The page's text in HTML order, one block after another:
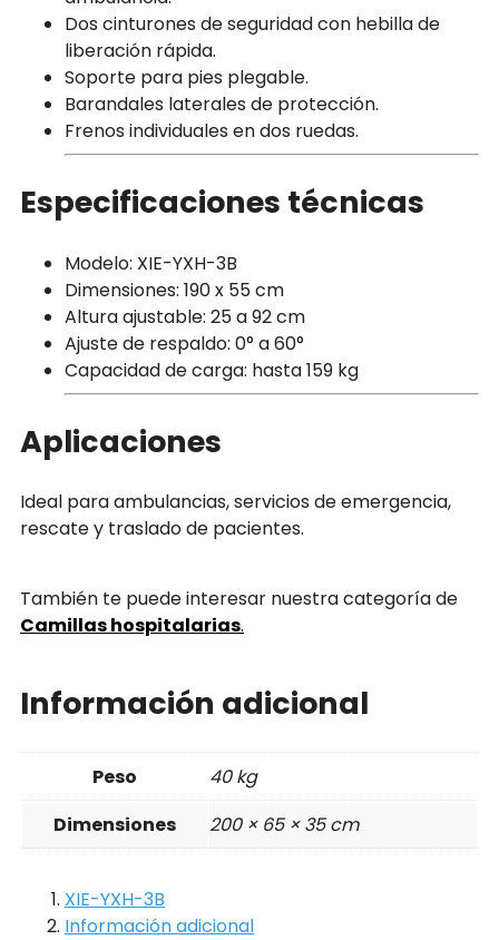
Dos cinturones de seguridad con hebilla de
liberación rápida.
Soporte para pies plegable.
Barandales laterales de protección.
Frenos individuales en dos ruedas.
Especificaciones técnicas
Modelo: XIE-YXH-3B
Dimensiones: 190 x 55 cm
Altura ajustable: 25 a 92 cm
Ajuste de respaldo: 0° a 60°
Capacidad de carga: hasta 159 kg
Aplicaciones
Ideal para ambulancias, servicios de emergencia,
rescate y traslado de pacientes.
También te puede interesar nuestra categoría de
Camillas hospitalarias.
Información adicional
Peso
40 kg
Dimensiones
200 × 65 × 35 cm
XIE-YXH-3B
Información adicional